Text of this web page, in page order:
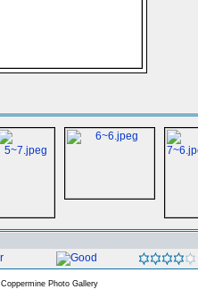
Coppermine Photo Gallery